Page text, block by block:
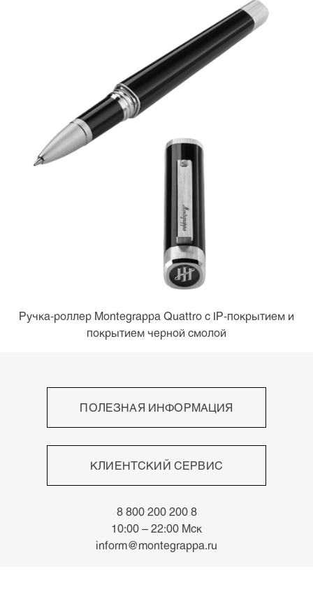
Ручка-роллер Montegrappa Quattro с IP-покрытием и
покрытием черной смолой
ПОЛЕЗНАЯ ИНФОРМАЦИЯ
Высокое мастерство
Непревзойдённый письменный опыт
Архив
Новости
КЛИЕНТСКИЙ СЕРВИС
Доставка
Возврат
Часто задаваемые вопросы
8 800 200 200 8
10:00 – 22:00 Мск
inform@montegrappa.ru